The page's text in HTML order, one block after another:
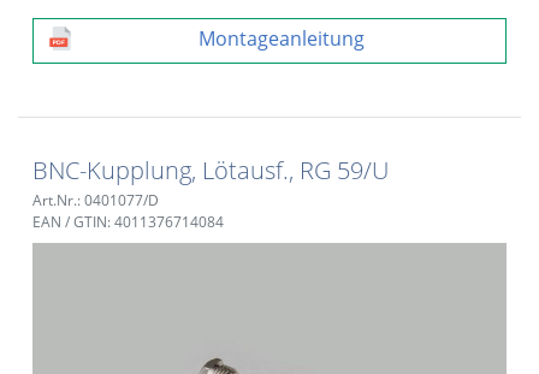
Montageanleitung
BNC-Kupplung, Lötausf., RG 59/U
Art.Nr.: 0401077/D
EAN / GTIN: 4011376714084